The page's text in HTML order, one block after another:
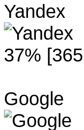
Yandex
37%
Google